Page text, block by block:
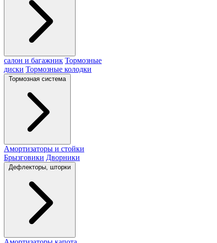
салон и багажник Тормозные
диски Тормозные колодки
Тормозная система
Амортизаторы и стойки
Брызговики Дворники
Дефлекторы, шторки